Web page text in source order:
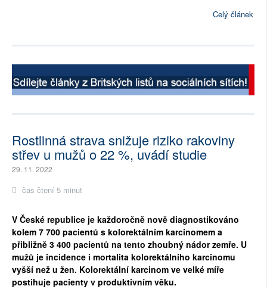
Celý článek
Rostlinná strava snižuje riziko rakoviny
střev u mužů o 22 %, uvádí studie
29. 11. 2022
čas čtení 5 minut
V České republice je každoročně nově diagnostikováno
kolem 7 700 pacientů s kolorektálním karcinomem a
přibližně 3 400 pacientů na tento zhoubný nádor zemře. U
mužů je incidence i mortalita kolorektálního karcinomu
vyšší než u žen. Kolorektální karcinom ve velké míře
postihuje pacienty v produktivním věku.